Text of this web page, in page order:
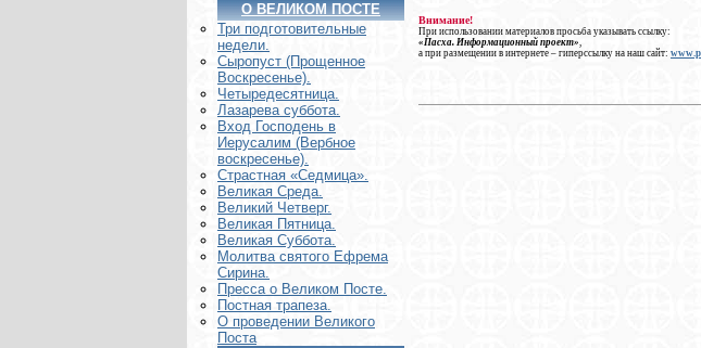
О ВЕЛИКОМ ПОСТЕ
Три подготовительные
недели.
Сыропуст (Прощенное
Воскресенье).
Четыредесятница.
Лазарева суббота.
Вход Господень в
Иерусалим (Вербное
воскресенье).
Страстная «Седмица».
Великая Среда.
Великий Четверг.
Великая Пятница.
Великая Суббота.
Молитва святого Ефрема
Сирина.
Пресса о Великом Посте.
Постная трапеза.
О проведении Великого
Поста
Внимание!
При использовании материалов просьба указывать ссылку:
«Пасха. Информационный проект»
а при размещении в интернете – гиперссылку на наш сайт: